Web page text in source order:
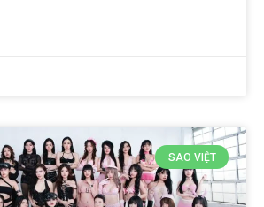
SAO VIỆT